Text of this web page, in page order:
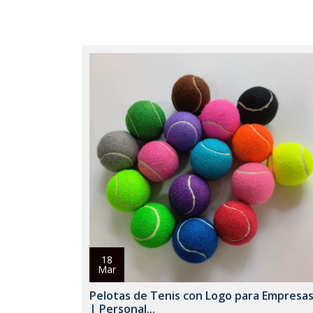
18
Mar
Pelotas de Tenis con Logo para Empresas
| Personal...